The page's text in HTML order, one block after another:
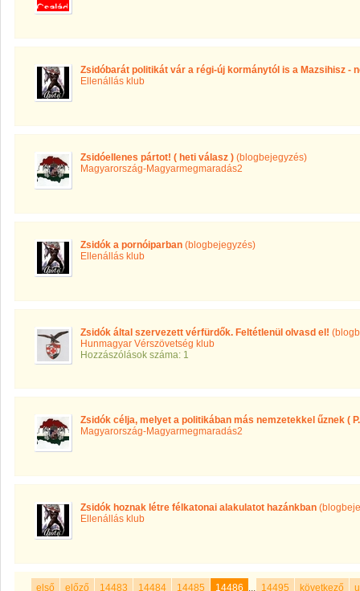
Zsidóbarát politikát vár a régi-új kormánytól is a Mazsihisz -
Ellenállás klub
Zsidóellenes pártot! ( heti válasz ) (blogbejegyzés)
Magyarország-Magyarmegmaradás2
Zsidók a pornóiparban (blogbejegyzés)
Ellenállás klub
Zsidók által szervezett vérfürdők. Feltétlenül olvasd el!
Hunmagyar Vérszövetség klub
Hozzászólások száma: 1
Zsidók célja, melyet a politikában más nemzetekkel űznek (
Magyarország-Magyarmegmaradás2
Zsidók hoznak létre félkatonai alakulatot hazánkban
Ellenállás klub
első előző 14483 14484 14485 14486 ... 14495 következő